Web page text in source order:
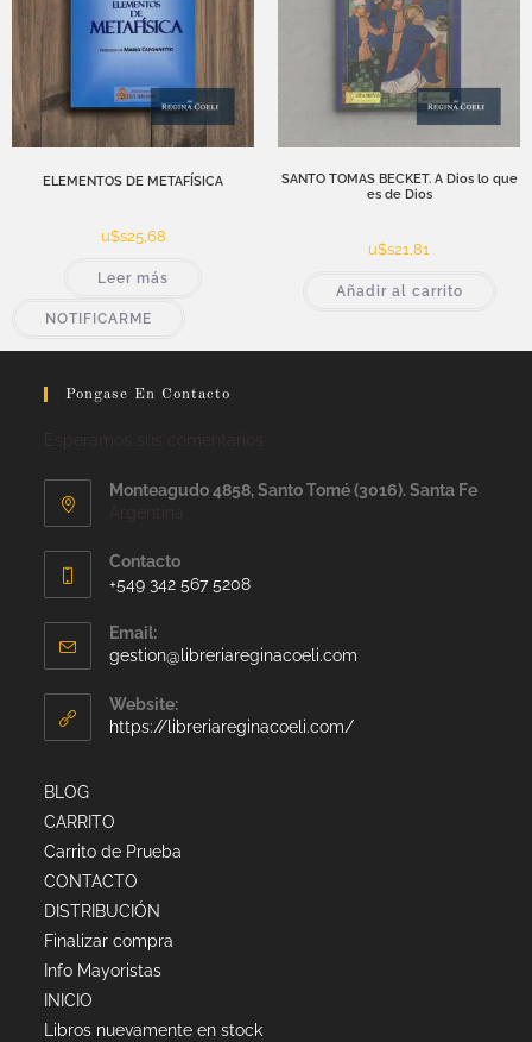
ELEMENTOS DE METAFÍSICA
u$s25,68
Leer más
NOTIFICARME
SANTO TOMAS BECKET. A Dios lo que
es de Dios
u$s21,81
Añadir al carrito
Pongase En Contacto
Monteagudo 4858, Santo Tomé (3016). Santa Fe
Contacto
+549 342 567 5208
Email:
gestion@libreriareginacoeli.com
Website:
https://libreriareginacoeli.com/
BLOG
CARRITO
Carrito de Prueba
CONTACTO
DISTRIBUCIÓN
Finalizar compra
Info Mayoristas
INICIO
Libros nuevamente en stock